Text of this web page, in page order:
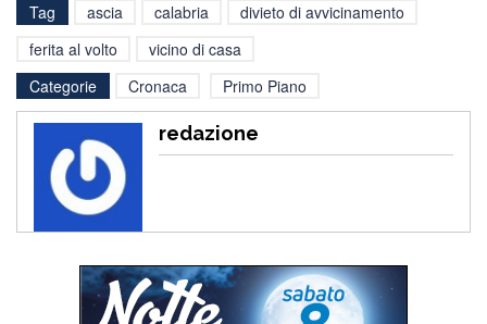
Tag ascia calabria
divieto di avvicinamento
ferita al volto
vicino di casa
Categorie
Cronaca Primo Piano
redazione